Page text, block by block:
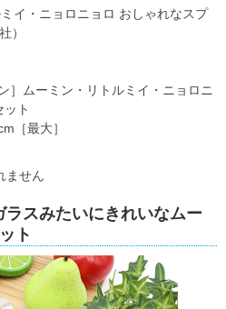
イ・ニョロニョロ おしゃれなスプ
）
］ムーミン・リトルミイ・ニョロニ
ト
［最大］
ません
スみたいにきれいなムー
ト